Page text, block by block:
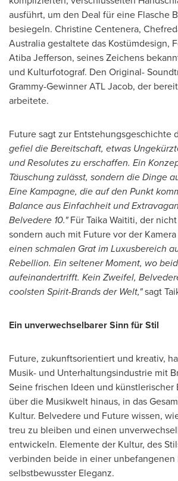
ausführt, um den Deal für eine Flasche
besiegeln. Christine Centenera,
Australia gestaltete das Kostümdesign,
Atiba Jefferson, seines Zeichens
und Kulturfotograf. Den Original-
Grammy-Gewinner ATL Jacob, der
arbeitete.
Future sagt zur Entstehungsgeschichte
gefiel die Bereitschaft, etwas
und Resolutes zu erschaffen. Ein
Täuschung zulässt, sondern die Dinge
Eine Kampagne, die auf den Punkt
Balance aus Einfachheit und
Belvedere 10."Für Taika Waititi, der
sondern auch mit Future vor der
einen schmalen Grat im Luxusbereich
Rebellion. Ein seltener Moment, wo
aufeinandertrifft. Kein Zweifel,
coolsten Spirit-Brands der Welt,"sagt
Ein unverwechselbarer Sinn für Stil
Future, zukunftsorientiert und kreativ,
Musik- und Unterhaltungsindustrie mit
Seine frischen Ideen und künstlerischer
über die Musikwelt hinaus, in das
Kultur. Belvedere und Future wissen,
treu zu bleiben und einen
entwickeln. Elemente der Kultur, des
verbinden beide in einer unbefangenen
selbstbewusster Eleganz.